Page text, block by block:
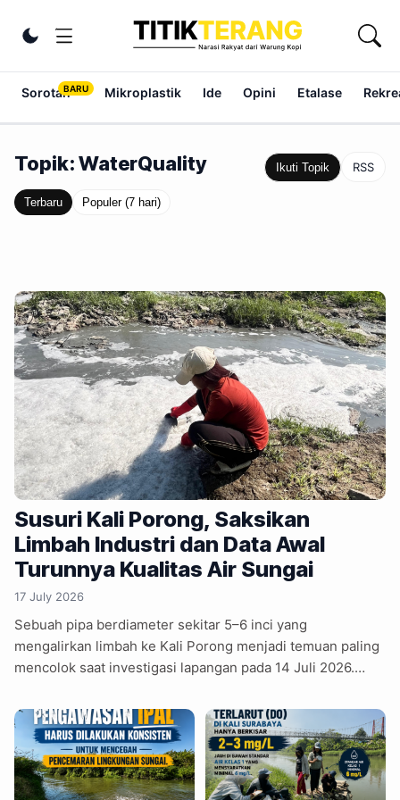
Ubah tema
Sorotan Mikroplastik Ide Opini Etalase
Topik: WaterQuality Ikuti Topik RSS
Terbaru Populer (7 hari)
Susuri Kali Porong, Saksikan
Limbah Industri dan Data Awal
Turunnya Kualitas Air Sungai
17 July 2026
Sebuah pipa berdiameter sekitar 5–6 inci yang
mengalirkan limbah ke Kali Porong menjadi temuan paling
mencolok saat investigasi lapangan pada 14 Juli 2026.
953 ppm dan DO di outlet sebesar 3,3 mg/L, sehingga
diperlukan analisis laboratorium lanjutan untuk
memastikan kondisi perairan. Kali Porong merupakan
salah satu cabang Sungai Brantas sepanjang sekitar 46
kilometer yang dimanfaatkan untuk irigasi, industri,